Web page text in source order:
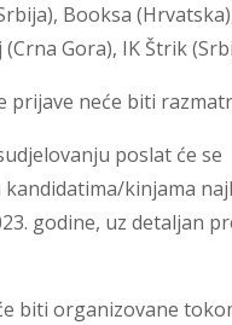
Booksa
Gora), IK Štrik
prijave neće biti
poslat će se
kinjama
godine, uz detaljan
biti organizovane